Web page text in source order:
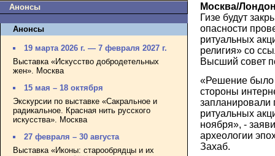
Анонсы
Анонсы
19 марта 2026 г. — 7 февраля 2027 г.
Выставка «Искусство добродетельных
жен». Москва
15 мая – 18 октября
Экскурсии по выставке «Сакральное и
радикальное. Красная нить русского
искусства». Москва
27 февраля – 30 августа
Выставка «Иконы: старообрядцы и их
Москва/
Гизе будут
опасности
ритуальных
религия» со
Высший совет
«Решение было
стороны
запланировали
ритуальных
ноября», -
археологии
Захаб.